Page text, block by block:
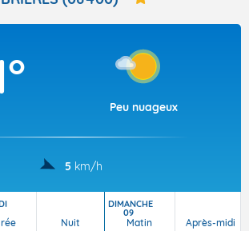
Articles
Peu nuageux
5 km/h
Nuit
DIMANCHE
09
Matin Après-midi